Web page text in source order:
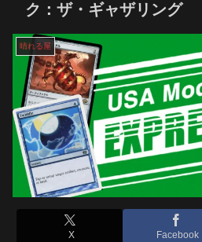
ク：ザ・ギャザリング
晴れる屋
X Facebook